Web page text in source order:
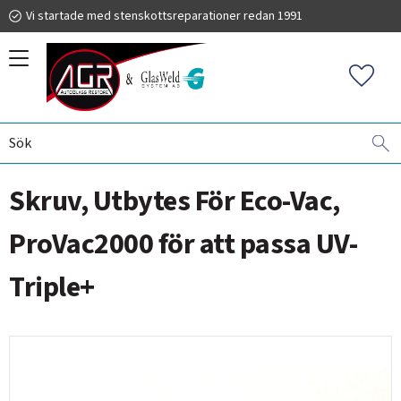
Vi startade med stenskottsreparationer redan 1991
VINDRUTEREPARATIONER
Skruv, Utbytes För Eco-Vac,
ProVac2000 för att passa UV-
Triple+
019 225 220